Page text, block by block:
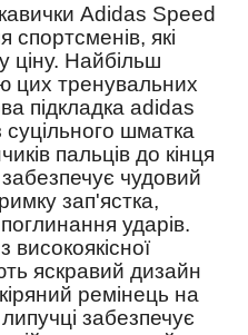
Adidas Speed
спортсменів, які
ціну. Найбільш
цих тренувальних
підкладка adidas
суцільного шматка
пальців до кінця
чудовий
зап'ястка,
поглинання ударів.
високоякісної
яскравий дизайн
ремінець на
забезпечує